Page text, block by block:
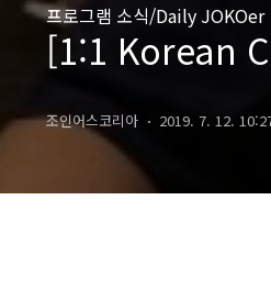
프로그램 소식/Daily JOKOer
[1:1 Korean
조인어스코리아 2019. 7. 12.